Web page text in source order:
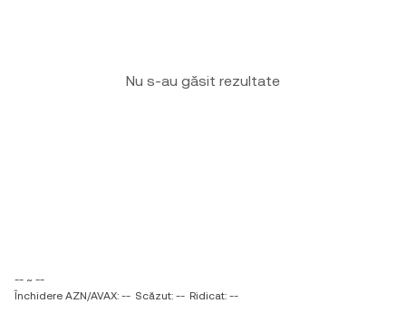
Nu s-au găsit rezultate
-- ~ --
Închidere AZN/AVAX: -- Scăzut: -- Ridicat: --